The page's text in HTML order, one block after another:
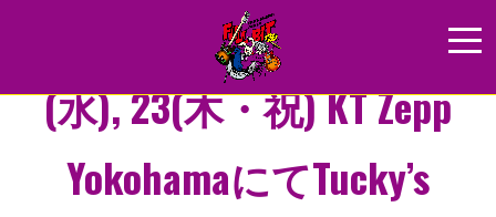
HOME
NEWS
ABOUT
ARTIST
2023年11月21日(火), 22日
(水), 23(木・祝) KT Zepp
YokohamaにてTucky’s